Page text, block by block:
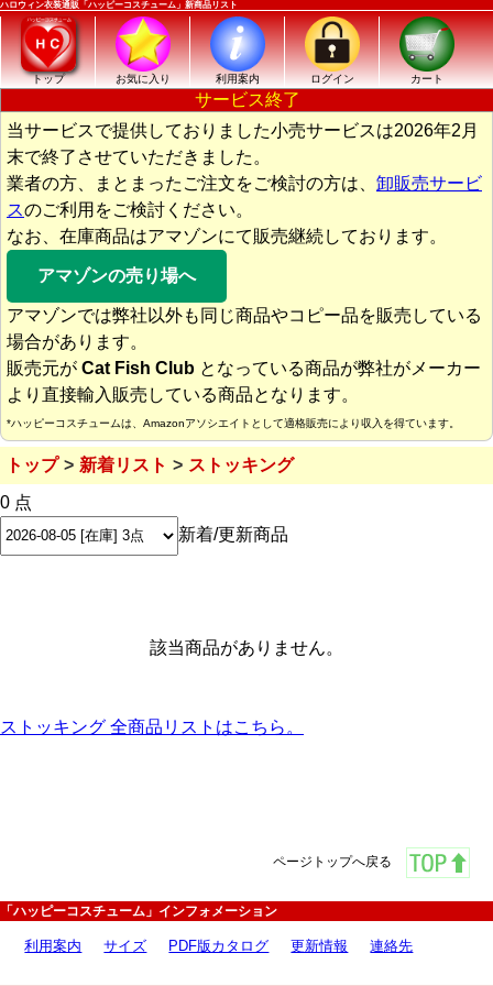
ハロウィン衣装通販「ハッピーコスチューム」新商品リスト
トップ お気に入り 利用案内 ログイン カート
サービス終了
当サービスで提供しておりました小売サービスは2026年2月
末で終了させていただきました。
業者の方、まとまったご注文をご検討の方は、 卸販売サービ
スのご利用をご検討ください。
なお、在庫商品はアマゾンにて販売継続しております。
アマゾンの売り場へ
アマゾンでは弊社以外も同じ商品やコピー品を販売している
場合があります。
販売元が Cat Fish Club となっている商品が弊社がメーカー
より直接輸入販売している商品となります。
*ハッピーコスチュームは、Amazonアソシエイトとして適格販売により収入を得ています。
トップ 新着リスト
ストッキング
0 点
新着/更新商品
該当商品がありません。
ストッキング 全商品リストはこちら。
ページトップへ戻る
「ハッピーコスチューム」インフォメーション
利用案内 サイズ PDF版カタログ 更新情報 連絡先